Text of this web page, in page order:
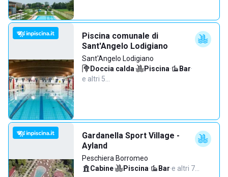
Piscina comunale di
Sant'Angelo Lodigiano
Sant'Angelo Lodigiano
Doccia calda· Piscina· Bar·
e altri 5…
Gardanella Sport Village -
Ayland
Peschiera Borromeo
Cabine· Piscina· Bar·e altri 7…